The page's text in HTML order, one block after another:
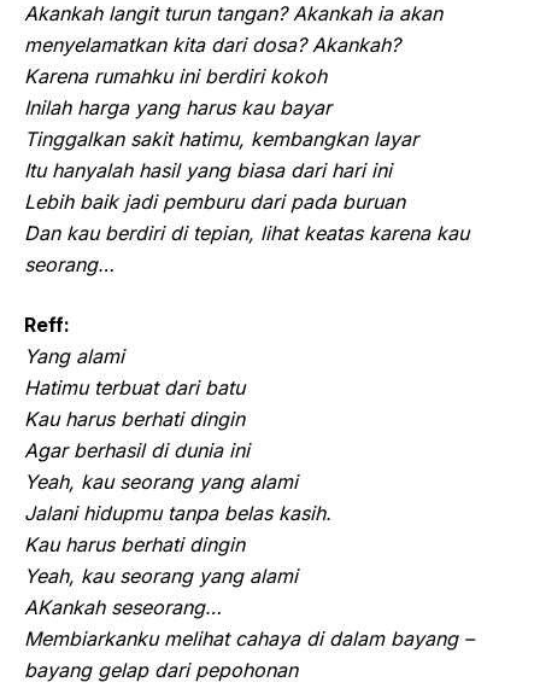
Akankah langit turun tangan? Akankah ia akan
menyelamatkan kita dari dosa? Akankah?
Karena rumahku ini berdiri kokoh
Inilah harga yang harus kau bayar
Tinggalkan sakit hatimu, kembangkan layar
Itu hanyalah hasil yang biasa dari hari ini
Lebih baik jadi pemburu dari pada buruan
Dan kau berdiri di tepian, lihat keatas karena kau
seorang…
Reff:
Yang alami
Hatimu terbuat dari batu
Kau harus berhati dingin
Agar berhasil di dunia ini
Yeah, kau seorang yang alami
Jalani hidupmu tanpa belas kasih.
Kau harus berhati dingin
Yeah, kau seorang yang alami
AKankah seseorang…
Membiarkanku melihat cahaya di dalam bayang –
bayang gelap dari pepohonan